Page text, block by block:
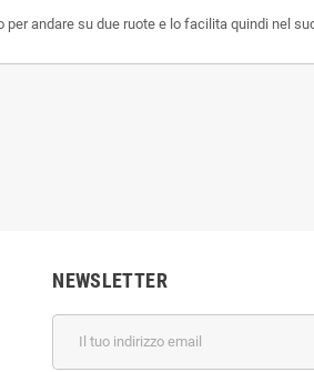
per andare su due ruote e lo facilita quindi nel
NEWSLETTER